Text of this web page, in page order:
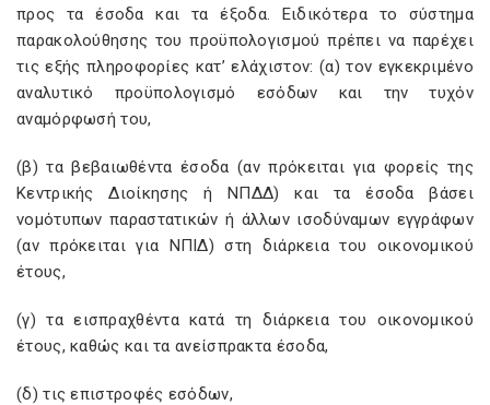
προς τα έσοδα και τα έξοδα. Ειδικότερα το σύστημα
παρακολούθησης του προϋπολογισμού πρέπει να παρέχει
τις εξής πληροφορίες κατ’ ελάχιστον: (α) τον εγκεκριμένο
αναλυτικό προϋπολογισμό εσόδων και την τυχόν
αναμόρφωσή του,
(β) τα βεβαιωθέντα έσοδα (αν πρόκειται για φορείς της
Κεντρικής Διοίκησης ή ΝΠΔΔ) και τα έσοδα βάσει
νομότυπων παραστατικών ή άλλων ισοδύναμων εγγράφων
(αν πρόκειται για ΝΠΙΔ) στη διάρκεια του οικονομικού
έτους,
(γ) τα εισπραχθέντα κατά τη διάρκεια του οικονομικού
έτους, καθώς και τα ανείσπρακτα έσοδα,
(δ) τις επιστροφές εσόδων,